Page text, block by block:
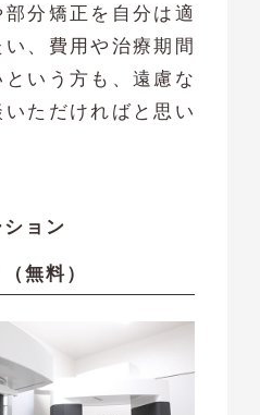
分矯正を自分は適
、費用や治療期間
いう方も、遠慮な
ただければと思い
ョン
無料）